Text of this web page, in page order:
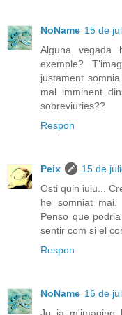
NoName 15 de
Alguna vegada
exemple?
justament
mal imminent
sobreviuries??
Respon
Peix
15 de
Osti quin iuiu...
he somniat mai.
Penso que
sentir com si el
Respon
NoName 16 de